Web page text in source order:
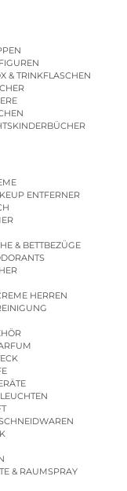
& TRINKFLASCHEN
ENTFERNER
& BETTBEZÜGE
HERREN
& RAUMSPRAY